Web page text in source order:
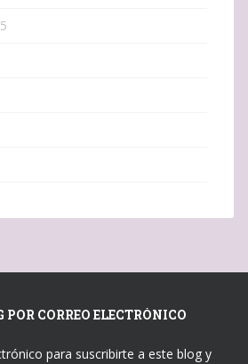
CORREO ELECTRÓNICO
para suscribirte a este blog y